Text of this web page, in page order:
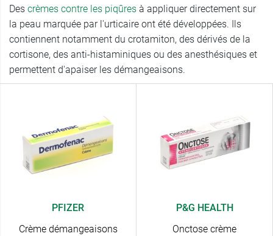
Des crèmes contre les piqûres à appliquer directement sur
la peau marquée par l'urticaire ont été développées. Ils
contiennent notamment du crotamiton, des dérivés de la
cortisone, des anti-histaminiques ou des anesthésiques et
permettent d'apaiser les démangeaisons.
PFIZER
Crème démangeaisons
P&G HEALTH
Onctose crème